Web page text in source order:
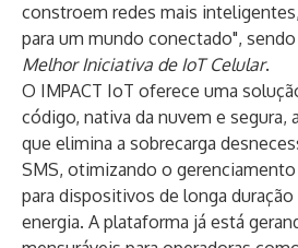
constroem redes mais
para um mundo conectado",
Melhor Iniciativa de IoT Celular.
O IMPACT IoT oferece uma
código, nativa da nuvem e segura,
que elimina a sobrecarga
SMS, otimizando o
para dispositivos de longa
energia. A plataforma já está